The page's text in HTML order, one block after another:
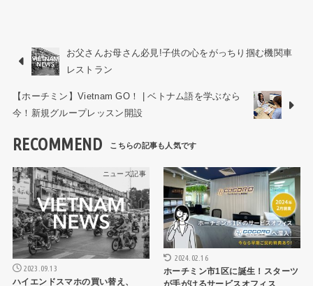
お父さんお母さん必見!子供の心をがっちり掴む機関車
レストラン
【ホーチミン】Vietnam GO！ | ベトナム語を学ぶなら
今！新規グループレッスン開設
RECOMMEND
ニュース記事
2023.09.13
ハイエンドスマホの買い替え、
ニュース記事
2024.02.16
ホーチミン市1区に誕生！スターツ
が手がけるサービスオフィス